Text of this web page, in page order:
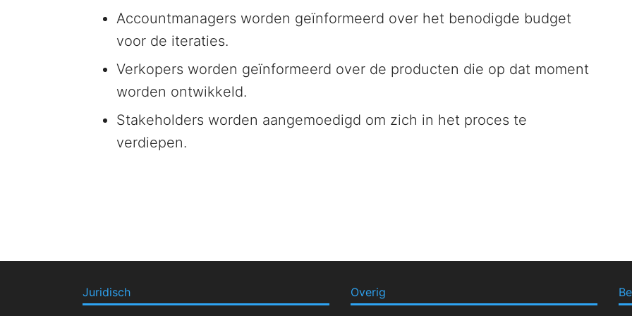
Accountmanagers worden geïnformeerd over het benodigde budget
voor de iteraties.
Verkopers worden geïnformeerd over de producten die op dat moment
worden ontwikkeld.
Stakeholders worden aangemoedigd om zich in het proces te
verdiepen.
Juridisch Overig